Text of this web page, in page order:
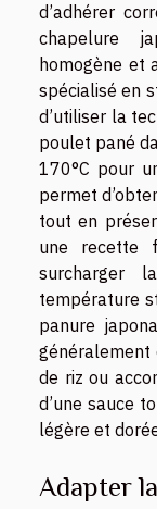
d’adhérer
chapelure
homogène et
spécialisé en
d’utiliser la
poulet pané
170°C pour
permet
tout en
une recette
surcharger
température
panure
généralement
de riz ou
d’une sauce
légère et
Adapter